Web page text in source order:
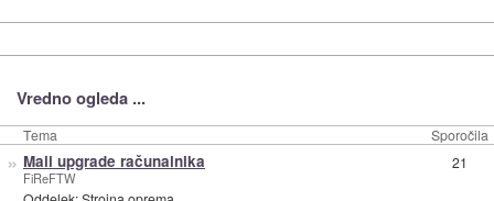
Vredno ogleda ...
Tema Sporočila
» Mali upgrade računalnika
FiReFTW
21